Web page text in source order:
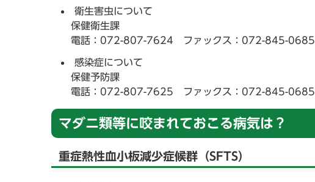
衛生害虫について
保健衛生課
電話：072-807-7624 ファックス：072-845-0685
感染症について
保健予防課
電話：072-807-7625 ファックス：072-845-0685
マダニ類等に咬まれておこる病気は？
重症熱性血小板減少症候群（SFTS）